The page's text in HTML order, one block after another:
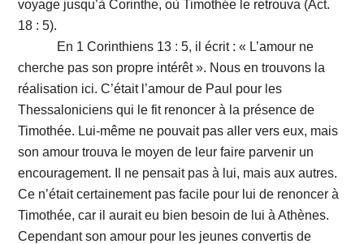
voyage jusqu’à Corinthe, où Timothée le retrouva (Act.
18 : 5).
En 1 Corinthiens 13 : 5, il écrit : « L’amour ne
cherche pas son propre intérêt ». Nous en trouvons la
réalisation ici. C’était l’amour de Paul pour les
Thessaloniciens qui le fit renoncer à la présence de
Timothée. Lui-même ne pouvait pas aller vers eux, mais
son amour trouva le moyen de leur faire parvenir un
encouragement. Il ne pensait pas à lui, mais aux autres.
Ce n’était certainement pas facile pour lui de renoncer à
Timothée, car il aurait eu bien besoin de lui à Athènes.
Cependant son amour pour les jeunes convertis de